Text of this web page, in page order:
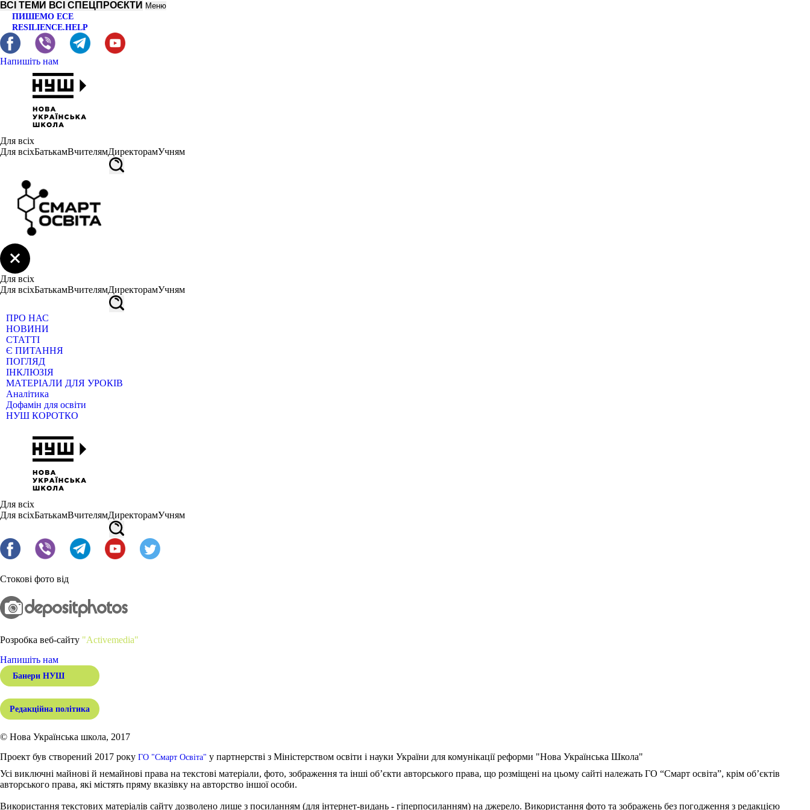
ВСІ ТЕМИ ВСІ СПЕЦПРОЄКТИ Меню
ПИШЕМО ЕСЕ
RESILIENCE.HELP
Напишіть нам
Для всіх
Для всіхБатькамВчителямДиректорамУчням
Для всіх
Для всіхБатькамВчителямДиректорамУчням
ПРО НАС
НОВИНИ
СТАТТІ
Є ПИТАННЯ
ПОГЛЯД
ІНКЛЮЗІЯ
МАТЕРІАЛИ ДЛЯ УРОКІВ
Аналітика
Дофамін для освіти
НУШ КОРОТКО
Для всіх
Для всіхБатькамВчителямДиректорамУчням
Стокові фото від
Розробка веб-сайту "Activemedia"
Напишіть нам
Банери НУШ
Редакційна політика
© Нова Українська школа, 2017
Проект був створений 2017 року ГО "Смарт Освіта" у партнерстві з Міністерством освіти і науки України для комунікації реформи "Нова Українська Школа"
Усі виключні майнові й немайнові права на текстові матеріали, фото, зображення та інші об’єкти авторського права, що розміщені на цьому сайті належать ГО “Смарт освіта”, крім об’єктів
авторського права, які містять пряму вказівку на авторство іншої особи.
Використання текстових матеріалів сайту дозволено лише з посиланням (для інтернет-видань - гіперпосиланням) на джерело. Використання фото та зображень без погодження з редакцією